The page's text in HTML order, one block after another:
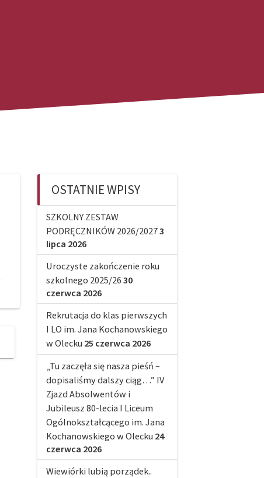
OSTATNIE WPISY
SZKOLNY ZESTAW
PODRĘCZNIKÓW 2026/20273
lipca 2026
Uroczyste zakończenie roku
szkolnego 2025/26 30
czerwca 2026
Rekrutacja do klas pierwszych
I LO im. Jana Kochanowskiego
w Olecku 25 czerwca 2026
„Tu zaczęła się nasza pieśń –
dopisaliśmy dalszy ciąg…” IV
Zjazd Absolwentów i
Jubileusz 80-lecia I Liceum
Ogólnokształcącego im. Jana
Kochanowskiego w Olecku 24
czerwca 2026
Wiewiórki lubią porządek..